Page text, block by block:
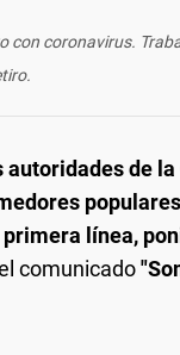
con coronavirus.
autoridades de la
línea,
comunicado